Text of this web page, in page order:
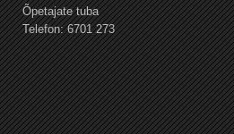
Õpetajate tuba
Telefon: 6701 273